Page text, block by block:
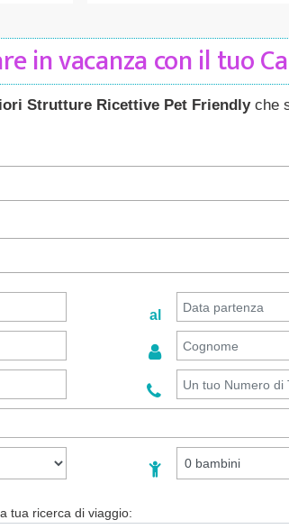
in vacanza con il tuo
Strutture Ricettive Pet Friendlyche
al
tua ricerca di viaggio: